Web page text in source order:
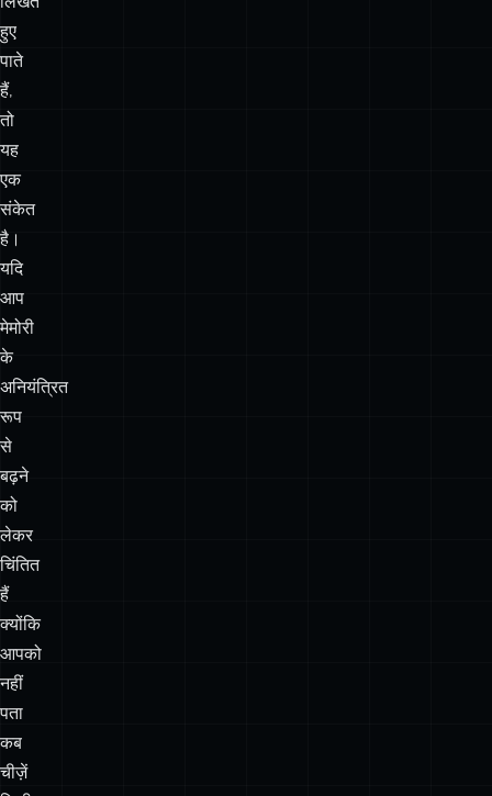
तो
यह
एक
संकेत
है।
यदि
आप
मेमोरी
के
अनियंत्रित
रूप
से
बढ़ने
को
लेकर
चिंतित
हैं
क्योंकि
आपको
नहीं
पता
कब
चीज़ें
डिलीट
करनी
हैं,
तो